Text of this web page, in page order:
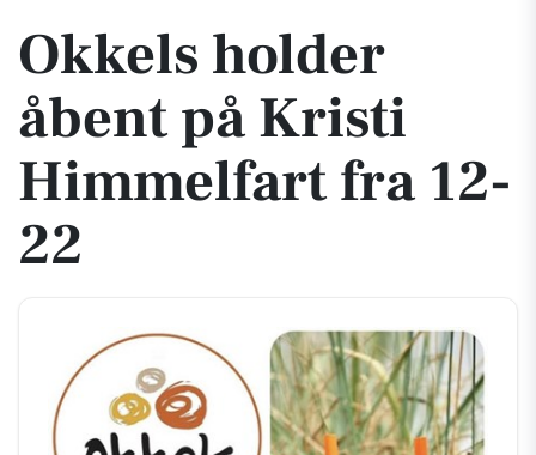
Okkels holder
åbent på Kristi
Himmelfart fra 12-
22